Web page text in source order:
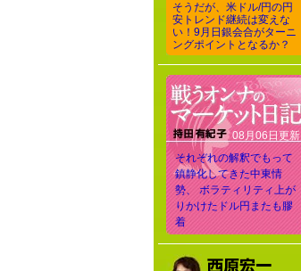
そうだが、米ドル/円の円
安トレンド継続は変えな
い！9月日銀会合がターニ
ングポイントとなるか？
08月06日更新
それぞれの解釈でもって
鎮静化してきた中東情
勢、 ボラティリティ上が
りかけたドル円またも膠
着